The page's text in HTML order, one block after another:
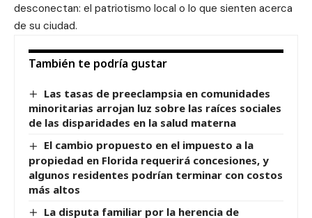
desconectan: el patriotismo local o lo que sienten acerca
de su ciudad.
También te podría gustar
Las tasas de preeclampsia en comunidades
minoritarias arrojan luz sobre las raíces sociales
de las disparidades en la salud materna
El cambio propuesto en el impuesto a la
propiedad en Florida requerirá concesiones, y
algunos residentes podrían terminar con costos
más altos
La disputa familiar por la herencia de